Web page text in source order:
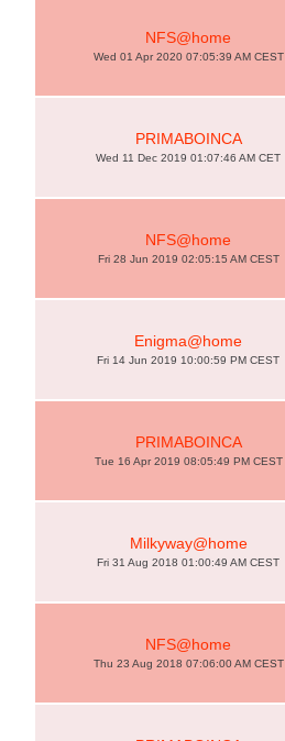
NFS@home
Wed 01 Apr 2020 07:05:39 AM CEST
PRIMABOINCA
Wed 11 Dec 2019 01:07:46 AM CET
NFS@home
Fri 28 Jun 2019 02:05:15 AM CEST
Enigma@home
Fri 14 Jun 2019 10:00:59 PM CEST
PRIMABOINCA
Tue 16 Apr 2019 08:05:49 PM CEST
Milkyway@home
Fri 31 Aug 2018 01:00:49 AM CEST
NFS@home
Thu 23 Aug 2018 07:06:00 AM CEST